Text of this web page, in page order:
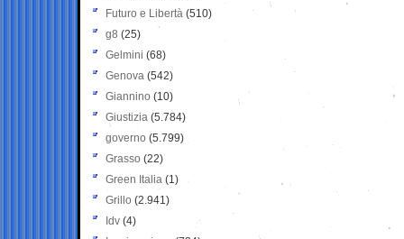
Futuro e Libertà (510)
g8 (25)
Gelmini (68)
Genova (542)
Giannino (10)
Giustizia (5.784)
governo (5.799)
Grasso (22)
Green Italia (1)
Grillo (2.941)
Idv (4)